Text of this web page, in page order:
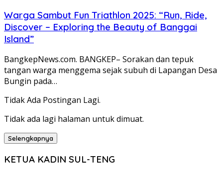
Warga Sambut Fun Triathlon 2025: “Run, Ride,
Discover – Exploring the Beauty of Banggai
Island”
BangkepNews.com. BANGKEP– Sorakan dan tepuk
tangan warga menggema sejak subuh di Lapangan Desa
Bungin pada…
Tidak Ada Postingan Lagi.
Tidak ada lagi halaman untuk dimuat.
Selengkapnya
KETUA KADIN SUL-TENG